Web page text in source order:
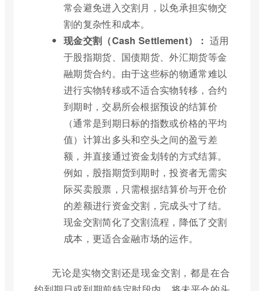
常会避免进入交割月，以免承担实物交
割的复杂性和成本。
现金交割（Cash Settlement）： 适用
于股指期货、国债期货、外汇期货等金
融期货合约。由于这些标的物通常难以
进行实物转移或不适合实物转移，合约
到期时，交易所会根据预设的结算价
（通常是到期日标的指数或价格的平均
值）计算出多头和空头之间的盈亏差
额，并直接通过资金划转的方式结算。
例如，股指期货到期时，投资者无需实
际买卖股票，只需根据结算价与开仓价
的差额进行资金交割，完成头寸了结。
现金交割简化了交割流程，降低了交割
成本，更适合金融市场的运作。
无论是实物交割还是现金交割，都是在合